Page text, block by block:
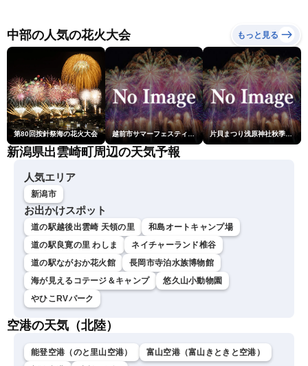
衣／芳野達郎〉
中部の人気の花火大会 もっと見る
第80回按針祭海の花火大会 越前市サマーフェスティバル花火大会 片貝まつり浅原神社秋季例大祭奉納大煙火
新潟県出雲崎町周辺の天気予報
人気エリア
新潟市
お出かけスポット
道の駅越後出雲崎 天領の里
和島オートキャンプ場
道の駅良寛の里 わしま
ネイチャーランド椎谷
道の駅ながおか花火館
長岡市寺泊水族博物館
海が見えるコテージ＆キャンプ
悠久山小動物園
やひこRVパーク
空港の天気（北陸）
能登空港（のと里山空港）
富山空港（富山きときと空港）